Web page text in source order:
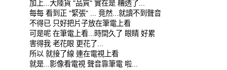
加上...大陸貨 "品質" 實在是 糟透了...
每每 看到正 "緊張" ... 竟然...就讀不到聲音
不得已 只好把片子放在筆電上看
可是呢 在筆電上看...時間久了 眼睛 好累
害得我 老花眼 更花了...
所以 就接了線 連在電視上看
就是...影像看電視 聲音靠筆電 啦...